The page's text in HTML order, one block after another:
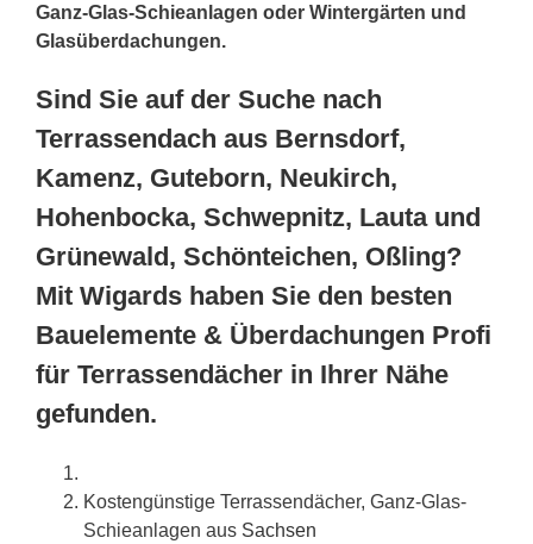
Ganz-Glas-Schieanlagen oder Wintergärten und
Glasüberdachungen.
Sind Sie auf der Suche nach
Terrassendach aus Bernsdorf,
Kamenz, Guteborn, Neukirch,
Hohenbocka, Schwepnitz, Lauta und
Grünewald, Schönteichen, Oßling?
Mit Wigards haben Sie den besten
Bauelemente & Überdachungen Profi
für Terrassendächer in Ihrer Nähe
gefunden.
Kostengünstige Terrassendächer, Ganz-Glas-
Schieanlagen aus Sachsen